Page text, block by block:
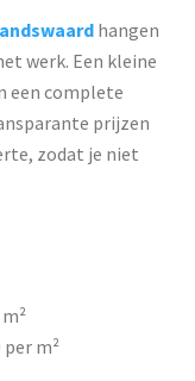
hangen
werk. Een kleine
een complete
prijzen
zodat je niet
per m²